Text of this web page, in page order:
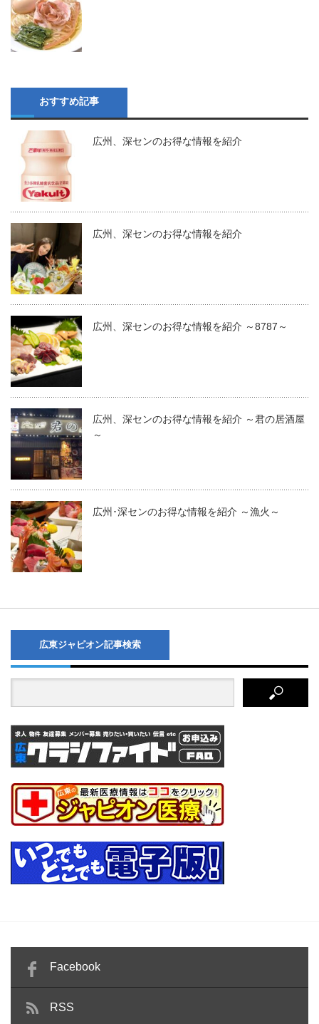
おすすめ記事
広州、深センのお得な情報を紹介
広州、深センのお得な情報を紹介
広州、深センのお得な情報を紹介 ～8787～
広州、深センのお得な情報を紹介 ～君の居酒屋
～
広州･深センのお得な情報を紹介 ～漁火～
広東ジャピオン記事検索
Facebook
RSS